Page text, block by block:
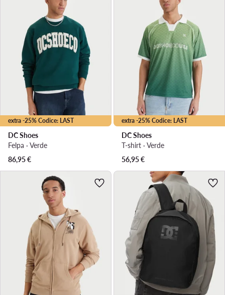
extra -25% Codice: LAST
DC Shoes
Felpa · Verde
86,95€
extra -25% Codice: LAST
DC Shoes
T-shirt · Verde
56,95€